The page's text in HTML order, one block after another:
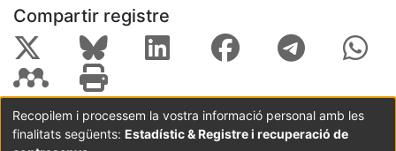
Compartir registre
Coordinació:CRAI UB Avís legal
Metadades
Recopilem i processem la vostra informació personal amb les
finalitats següents: Estadístic & Registre i recuperació de